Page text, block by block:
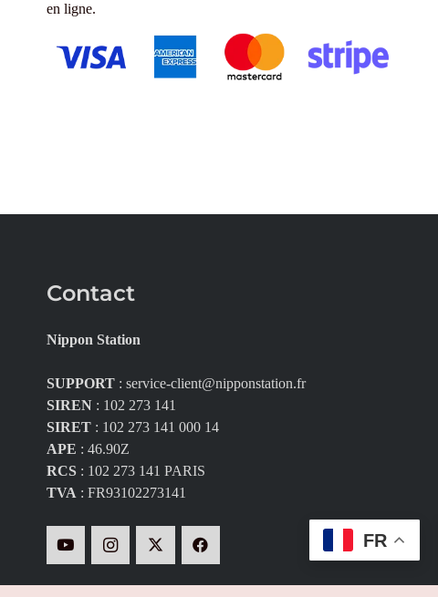
en ligne.
Contact
Nippon Station
SUPPORT: service-client@nipponstation.fr
SIREN: 102 273 141
SIRET: 102 273 141 000 14
APE : 46.90Z
RCS: 102 273 141 PARIS
TVA: FR93102273141
FR